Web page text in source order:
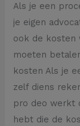
Als je een
je eigen
ook de kosten
moeten
kosten Als je
zelf diens
pro deo werkt
hebt die de